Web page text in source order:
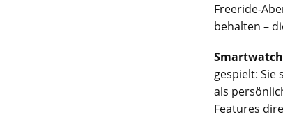
Freeride-
behalten –
gespielt:
als
Features